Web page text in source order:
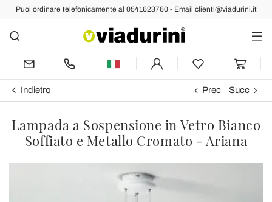
Puoi ordinare telefonicamente al 0541623760 - Email clienti@viadurini.it
Indietro Prec Succ
Lampada a Sospensione in Vetro Bianco
Soffiato e Metallo Cromato - Ariana